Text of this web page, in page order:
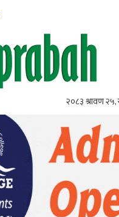
२०८३ श्रावण २५,